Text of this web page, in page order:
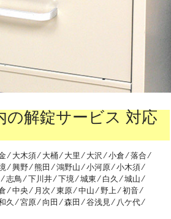
の解錠サービス 対応
⁄ 大木須 ⁄ 大桶 ⁄ 大里 ⁄ 大沢 ⁄小倉 ⁄落合 ⁄
⁄興野 ⁄ 熊田 ⁄鴻野山 ⁄小河原 ⁄小木須 ⁄
志鳥 ⁄下川井 ⁄下境 ⁄城東 ⁄ 白久 ⁄城山 ⁄
⁄中央 ⁄ 月次 ⁄東原 ⁄中山 ⁄ 野上 ⁄初音 ⁄
久 ⁄宮原 ⁄ 向田 ⁄森田 ⁄谷浅見 ⁄ 八ケ代 ⁄